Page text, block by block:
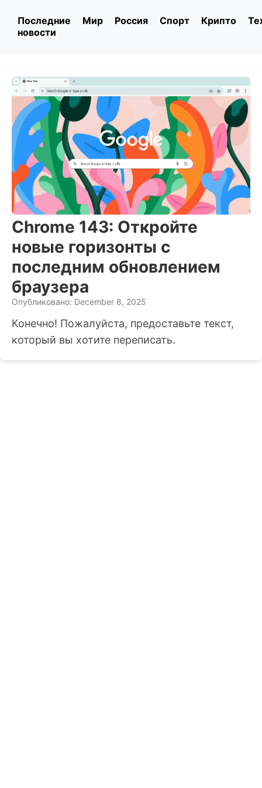
Последние
новости
Мир Россия Спорт Крипто
Chrome 143: Откройте
новые горизонты с
последним обновлением
браузера
Опубликовано: December 8, 2025
Конечно! Пожалуйста, предоставьте текст,
который вы хотите переписать.